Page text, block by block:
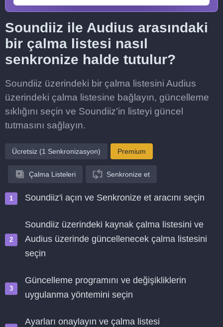
Soundiiz ile Audius arasındaki
bir çalma listesi nasıl
senkronize halde tutulur?
Soundiiz üzerindeki bir çalma listesini Audius
üzerindeki çalma listesine bağlayın, güncelleme
sıklığını seçin ve Soundiiz'in listeyi güncel
tutmasını sağlayın.
Ücretsiz (1 Senkronizasyon) Premium
Çalma Listeleri Senkronize et
Soundiiz'i açın ve Senkronize et aracını seçin
Soundiiz üzerindeki kaynak çalma listesini ve
Audius üzerinde güncellenecek çalma listesini
seçin
Güncelleme programını ve değişikliklerin
uygulanma yöntemini seçin
Ayarları onaylayın ve çalma listesi